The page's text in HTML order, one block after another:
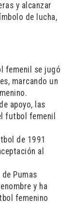
y alcanzar
de lucha,
femenil se jugó
marcando un
apoyo, las
futbol femenil
de 1991
al
Pumas
y ha
femenino